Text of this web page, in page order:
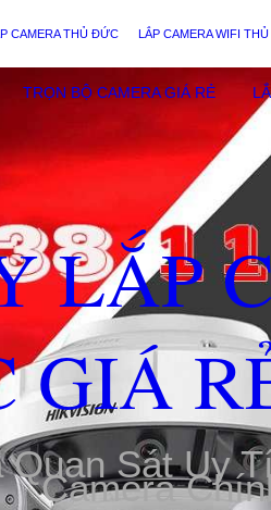
CAMERA THỦ ĐỨC LẮP CAMERA WIFI
TRỌN BỘ CAMERA GIÁ RẺ
LẮP
GIÁ
Sát Uy
Camera